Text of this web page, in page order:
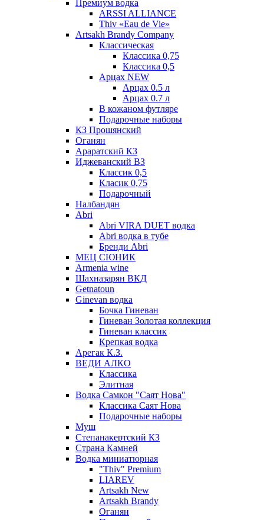
Премиум водка
ARSSI ALLIANCE
Thiv «Eau de Vie»
Artsakh Brandy Company
Классическая
Классика 0,75
Классика 0,5
Арцах NEW
Арцах 0.5 л
Арцах 0.7 л
В кожаном футляре
Подарочные наборы
КЗ Прошянский
Оганян
Араратский КЗ
Иджеванский ВЗ
Классик 0,5
Класик 0,75
Подарочный
Налбандян
Abri
Abri VIRA DUET водка
Abri водка в тубе
Бренди Abri
МЕЦ СЮНИК
Armenia wine
Шахназарян ВКД
Getnatoun
Ginevan водка
Бочка Гиневан
Гиневан Золотая коллекция
Гиневан классик
Крепкая водка
Арегак К.З.
ВЕДИ АЛКО
Классика
Элитная
Водка Самкон "Саят Нова"
Классика Саят Нова
Подарочные наборы
Муш
Степанакертский КЗ
Страна Камней
Водка миниатюрная
"Thiv" Premium
LIAREV
Artsakh New
Artsakh Brandy
Оганян